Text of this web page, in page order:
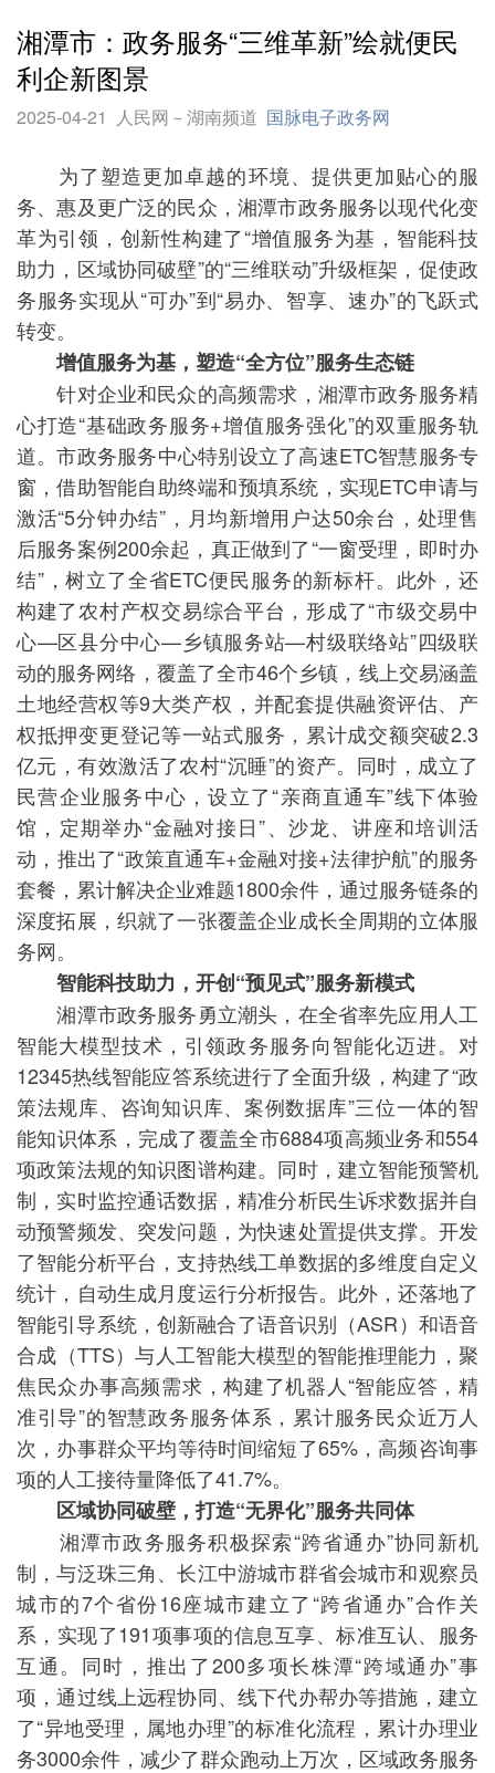
湘潭市：政务服务“三维革新”绘就便民
利企新图景
2025-04-21 人民网－湖南频道 国脉电子政务网
为了塑造更加卓越的环境、提供更加贴心的服
务、惠及更广泛的民众，湘潭市政务服务以现代化变
革为引领，创新性构建了“增值服务为基，智能科技
助力，区域协同破壁”的“三维联动”升级框架，促使政
务服务实现从“可办”到“易办、智享、速办”的飞跃式
转变。
增值服务为基，塑造“全方位”服务生态链
针对企业和民众的高频需求，湘潭市政务服务精
心打造“基础政务服务+增值服务强化”的双重服务轨
道。市政务服务中心特别设立了高速ETC智慧服务专
窗，借助智能自助终端和预填系统，实现ETC申请与
激活“5分钟办结”，月均新增用户达50余台，处理售
后服务案例200余起，真正做到了“一窗受理，即时办
结”，树立了全省ETC便民服务的新标杆。此外，还
构建了农村产权交易综合平台，形成了“市级交易中
心—区县分中心—乡镇服务站—村级联络站”四级联
动的服务网络，覆盖了全市46个乡镇，线上交易涵盖
土地经营权等9大类产权，并配套提供融资评估、产
权抵押变更登记等一站式服务，累计成交额突破2.3
亿元，有效激活了农村“沉睡”的资产。同时，成立了
民营企业服务中心，设立了“亲商直通车”线下体验
馆，定期举办“金融对接日”、沙龙、讲座和培训活
动，推出了“政策直通车+金融对接+法律护航”的服务
套餐，累计解决企业难题1800余件，通过服务链条的
深度拓展，织就了一张覆盖企业成长全周期的立体服
务网。
智能科技助力，开创“预见式”服务新模式
湘潭市政务服务勇立潮头，在全省率先应用人工
智能大模型技术，引领政务服务向智能化迈进。对
12345热线智能应答系统进行了全面升级，构建了“政
策法规库、咨询知识库、案例数据库”三位一体的智
能知识体系，完成了覆盖全市6884项高频业务和554
项政策法规的知识图谱构建。同时，建立智能预警机
制，实时监控通话数据，精准分析民生诉求数据并自
动预警频发、突发问题，为快速处置提供支撑。开发
了智能分析平台，支持热线工单数据的多维度自定义
统计，自动生成月度运行分析报告。此外，还落地了
智能引导系统，创新融合了语音识别（ASR）和语音
合成（TTS）与人工智能大模型的智能推理能力，聚
焦民众办事高频需求，构建了机器人“智能应答，精
准引导”的智慧政务服务体系，累计服务民众近万人
次，办事群众平均等待时间缩短了65%，高频咨询事
项的人工接待量降低了41.7%。
区域协同破壁，打造“无界化”服务共同体
湘潭市政务服务积极探索“跨省通办”协同新机
制，与泛珠三角、长江中游城市群省会城市和观察员
城市的7个省份16座城市建立了“跨省通办”合作关
系，实现了191项事项的信息互享、标准互认、服务
互通。同时，推出了200多项长株潭“跨域通办”事
项，通过线上远程协同、线下代办帮办等措施，建立
了“异地受理，属地办理”的标准化流程，累计办理业
务3000余件，减少了群众跑动上万次，区域政务服务